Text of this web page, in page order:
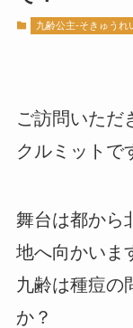
九齢公主-そきゅうれ
ご訪問いただ
クルミットで
舞台は都から
地へ向かいま
九齢は種痘の
か？